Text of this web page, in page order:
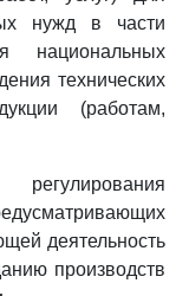
нужд в части
национальных
технических
(работам,
регулирования
деятельность
производств